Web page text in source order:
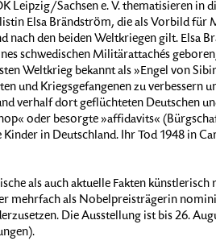
Leipzig/Sachsen e. V. thematisieren in
Elsa Brändström, die als Vorbild für
nach den beiden Weltkriegen gilt. Elsa
schwedischen Militärattachés
Weltkrieg bekannt als »Engel von
und Kriegsgefangenen zu verbessern
verhalf dort geflüchteten Deutschen
oder besorgte »affidavits«
in Deutschland. Ihr Tod 1948 in
als auch aktuelle Fakten künstlerisch
mehrfach als Nobelpreisträgerin
Die Ausstellung ist bis 26.